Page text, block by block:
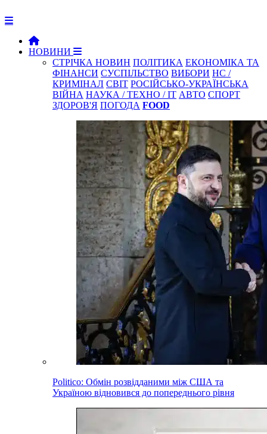
НОВИНИ
СТРІЧКА НОВИН ПОЛІТИКА ЕКОНОМІКА ТА
ФІНАНСИ СУСПІЛЬСТВО ВИБОРИ НС /
КРИМІНАЛ СВІТ РОСІЙСЬКО-УКРАЇНСЬКА
ВІЙНА НАУКА / ТЕХНО / IT АВТО СПОРТ
ЗДОРОВ'Я ПОГОДА FOOD
Politico: Обмін розвідданими між США та
Україною відновився до попереднього рівня